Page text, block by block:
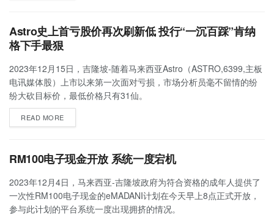
Astro史上首亏股价再次刷新低 投行“一沉百踩”肯纳
格下手最狠
2023年12月15日，吉隆坡-随着马来西亚Astro（ASTRO,6399,主板
电讯媒体股）上市以来第一次面对亏损，市场分析员毫不留情的纷
纷大砍目标价，最低价格只有31仙。
READ MORE
RM100电子现金开放 系统一度宕机
2023年12月4日，马来西亚-吉隆坡政府为符合资格的成年人提供了
一次性RM100电子现金的eMADANI计划在今天早上8点正式开放，
参与此计划的平台系统一度出现拥挤的情况。